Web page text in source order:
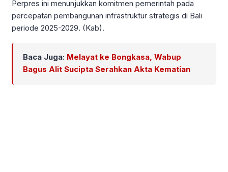
Perpres ini menunjukkan komitmen pemerintah pada
percepatan pembangunan infrastruktur strategis di Bali
periode 2025-2029. (Kab).
Baca Juga: Melayat ke Bongkasa, Wabup
Bagus Alit Sucipta Serahkan Akta Kematian